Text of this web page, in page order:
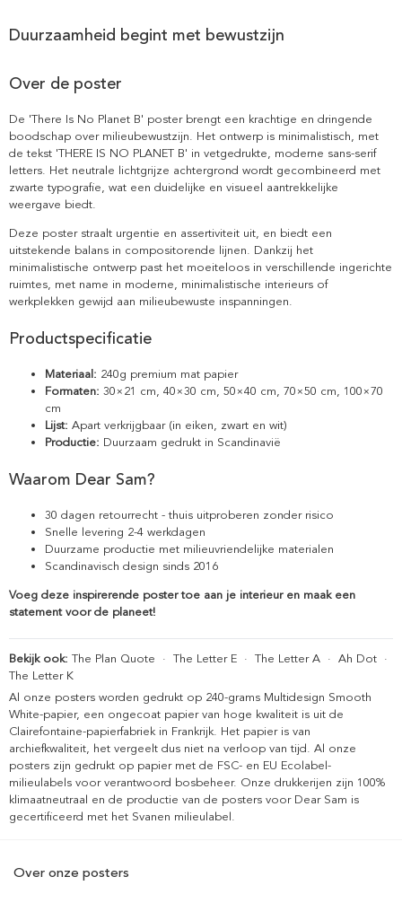
Duurzaamheid begint met bewustzijn
Over de poster
De 'There Is No Planet B' poster brengt een krachtige en dringende
boodschap over milieubewustzijn. Het ontwerp is minimalistisch, met
de tekst 'THERE IS NO PLANET B' in vetgedrukte, moderne sans-serif
letters. Het neutrale lichtgrijze achtergrond wordt gecombineerd met
zwarte typografie, wat een duidelijke en visueel aantrekkelijke
weergave biedt.
Deze poster straalt urgentie en assertiviteit uit, en biedt een
uitstekende balans in compositorende lijnen. Dankzij het
minimalistische ontwerp past het moeiteloos in verschillende ingerichte
ruimtes, met name in moderne, minimalistische interieurs of
werkplekken gewijd aan milieubewuste inspanningen.
Productspecificatie
Materiaal: 240g premium mat papier
Formaten: 30×21 cm, 40×30 cm, 50×40 cm, 70×50 cm, 100×70
cm
Lijst: Apart verkrijgbaar (in eiken, zwart en wit)
Productie: Duurzaam gedrukt in Scandinavië
Waarom Dear Sam?
30 dagen retourrecht - thuis uitproberen zonder risico
Snelle levering 2-4 werkdagen
Duurzame productie met milieuvriendelijke materialen
Scandinavisch design sinds 2016
Voeg deze inspirerende poster toe aan je interieur en maak een
statement voor de planeet!
Bekijk ook: The Plan Quote · The Letter E · The Letter A · Ah Dot ·
The Letter K
Al onze posters worden gedrukt op 240-grams Multidesign Smooth
White-papier, een ongecoat papier van hoge kwaliteit is uit de
Clairefontaine-papierfabriek in Frankrijk. Het papier is van
archiefkwaliteit, het vergeelt dus niet na verloop van tijd. Al onze
posters zijn gedrukt op papier met de FSC- en EU Ecolabel-
milieulabels voor verantwoord bosbeheer. Onze drukkerijen zijn 100%
klimaatneutraal en de productie van de posters voor Dear Sam is
gecertificeerd met het Svanen milieulabel.
Over onze posters